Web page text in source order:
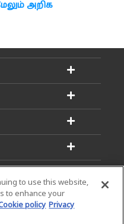
அறிக
to use this website,
to enhance your
policy Privacy